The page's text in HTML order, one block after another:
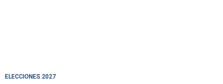
ELECCIONES 2027